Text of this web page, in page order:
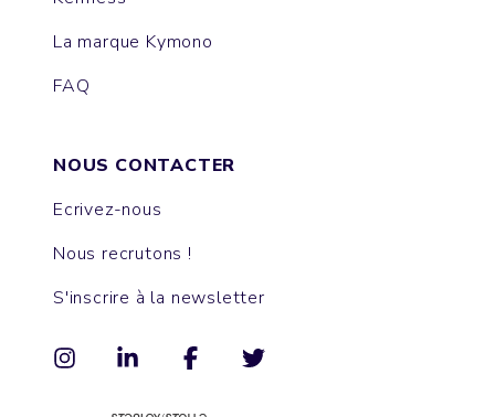
La marque Kymono
FAQ
NOUS CONTACTER
Ecrivez-nous
Nous recrutons !
S'inscrire à la newsletter